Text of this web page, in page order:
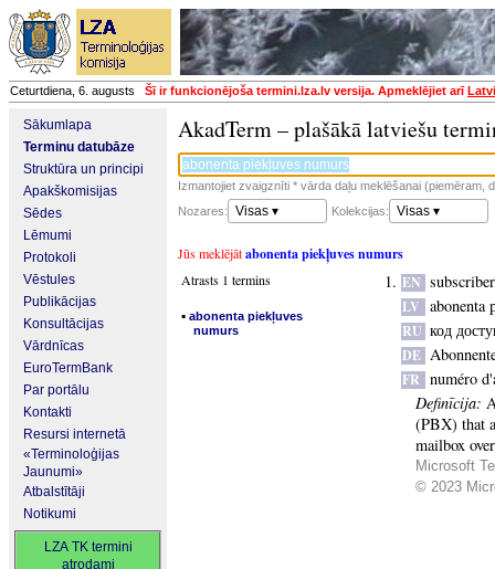
Ceturtdiena, 6. augusts Šī ir funkcionējoša termini.lza.lv versija. Apmeklējiet arī
Sākumlapa
Terminu datubāze
Struktūra un principi
Apakškomisijas
Sēdes
Lēmumi
Protokoli
Vēstules
Publikācijas
Konsultācijas
Vārdnīcas
EuroTermBank
Par portālu
Kontakti
Resursi internetā
«Terminoloģijas
Jaunumi»
Atbalstītāji
Notikumi
LZA TK termini
atrodami
AkadTerm – plašākā latviešu
Izmantojiet zvaigznīti * vārda daļu meklēšanai (piemēram,
Nozares:
Visas ▾ Kolekcijas: Visas ▾
Jūs meklējātabonenta piekļuves numurs
Atrasts 1 termins
▪ abonenta piekļuves
numurs
EN
LV abonenta
RU код
DE
FR numéro
Definīcija:
(PBX) that
mailbox
Microsoft
© 2023